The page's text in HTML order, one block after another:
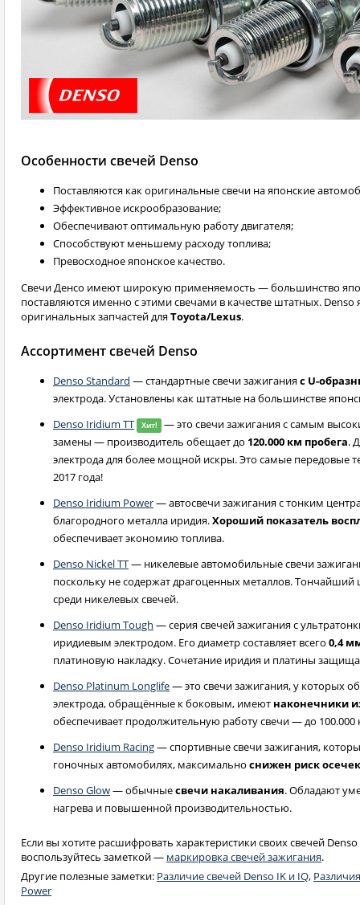
Особенности свечей Denso
Поставляются как оригинальные свечи на японские
Эффективное искрообразование;
Обеспечивают оптимальную работу двигателя;
Способствуют меньшему расходу топлива;
Превосходное японское качество.
Свечи Денсо имеют широкую применяемость — большинство
поставляются именно с этими свечами в качестве штатных.
оригинальных запчастей дляToyota/Lexus.
Ассортимент свечей Denso
Denso Standard — стандартные свечи зажиганияс U-
электрода. Установлены как штатные на большинстве
Denso Iridium TT
Хит!
— это свечи зажигания с самым
замены — производитель обещает до 120.000 км пробега.
электрода для более мощной искры. Это самые передовые
2017 года!
Denso Iridium Power— автосвечи зажигания с тонким
благородного металла иридия.Хороший показатель
обеспечивает экономию топлива.
Denso Nickel TT— никелевые автомобильные свечи
поскольку не содержат драгоценных металлов. Тончайший
среди никелевых свечей.
Denso Iridium Tough — серия свечей зажигания с
иридиевым электродом. Его диаметр составляет всего 0,4
платиновую накладку. Сочетание иридия и платины
Denso Platinum Longlife— это свечи зажигания, у которых
электрода, обращённые к боковым, имеют наконечники
обеспечивает продолжительную работу свечи — до 100.000
Denso Iridium Racing— спортивные свечи зажигания,
гоночных автомобилях, максимально снижен риск осечек
Denso Glow— обычныесвечи накаливания. Обладают
нагрева и повышенной производительностью.
Если вы хотите расшифровать характеристики своих свечей Denso
воспользуйтесь заметкой — маркировка свечей зажигания.
Другие полезные заметки: Различие свечей Denso IK и IQ,
Power